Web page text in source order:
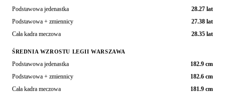
Podstawowa jedenastka
28.27 lat
Podstawowa + zmiennicy
27.38 lat
Cała kadra meczowa
28.35 lat
ŚREDNIA WZROSTU LEGII WARSZAWA
Podstawowa jedenastka
182.9 cm
Podstawowa + zmiennicy
182.6 cm
Cała kadra meczowa
181.9 cm